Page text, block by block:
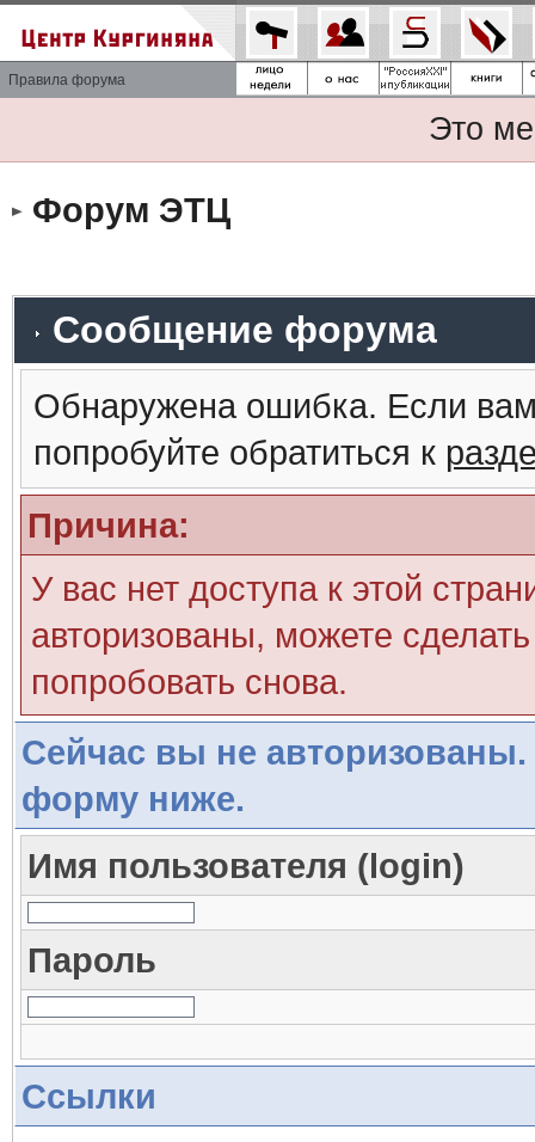
Правила форума
Это
Форум ЭТЦ
Сообщение форума
Обнаружена ошибка. Если
попробуйте обратиться к
Причина:
У вас нет доступа к этой
авторизованы, можете
попробовать снова.
Сейчас вы не авторизованы.
форму ниже.
Имя пользователя (login)
Пароль
Ссылки